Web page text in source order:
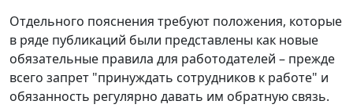
Отдельного пояснения требуют положения, которые
в ряде публикаций были представлены как новые
обязательные правила для работодателей – прежде
всего запрет "принуждать сотрудников к работе" и
обязанность регулярно давать им обратную связь.